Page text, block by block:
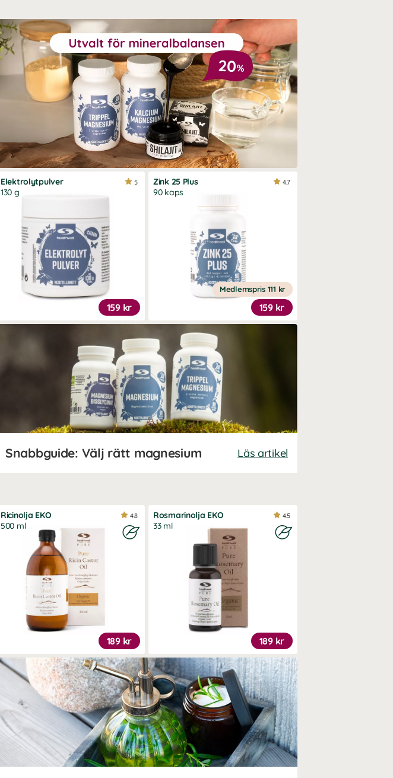
Elektrolytpulver
130 g
159 kr
5
Zink 25 Plus
90 kaps
Medlemspris 111 kr
159 kr
4.7
Snabbguide: Välj rätt magnesium Läs artikel
Ricinolja EKO
500 ml
189 kr
4.8
Rosmarinolja EKO
33 ml
189 kr
4.5